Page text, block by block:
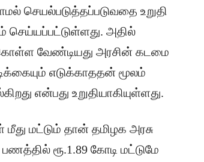
செயல்படுத்தப்படுவதை உறுதி
அதில்
வேண்டியது அரசின் கடமை
எடுக்காததன் மூலம்
என்பது உறுதியாகியுள்ளது.
மீது மட்டும் தான் தமிழக அரசு
ரூ.1.89 கோடி மட்டுமே